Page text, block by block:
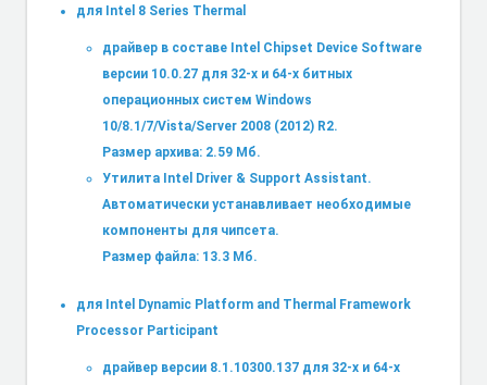
для Intel 8 Series Thermal
драйвер в составе Intel Chipset Device Software
версии 10.0.27 для 32-х и 64-х битных
операционных систем Windows
10/8.1/7/Vista/Server 2008 (2012) R2.
Размер архива: 2.59 Мб.
Утилита Intel Driver & Support Assistant.
Автоматически устанавливает необходимые
компоненты для чипсета.
Размер файла: 13.3 Мб.
для Intel Dynamic Platform and Thermal Framework
Processor Participant
драйвер версии 8.1.10300.137 для 32-х и 64-х